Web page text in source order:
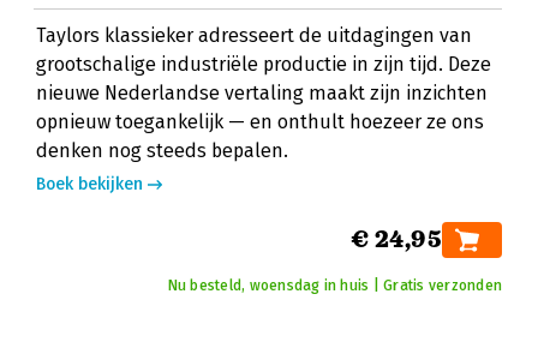
Taylors klassieker adresseert de uitdagingen van
grootschalige industriële productie in zijn tijd. Deze
nieuwe Nederlandse vertaling maakt zijn inzichten
opnieuw toegankelijk — en onthult hoezeer ze ons
denken nog steeds bepalen.
Boek bekijken
€ 24,95
Nu besteld, woensdag in huis | Gratis verzonden